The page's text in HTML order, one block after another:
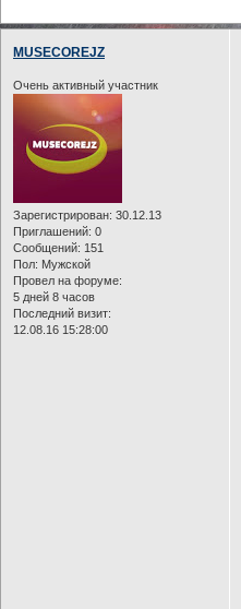
MUSECOREJZ
Очень активный участник
Зарегистрирован: 30.12.13
Приглашений: 0
Сообщений: 151
Пол: Мужской
Провел на форуме:
5 дней 8 часов
Последний визит:
12.08.16 15:28:00